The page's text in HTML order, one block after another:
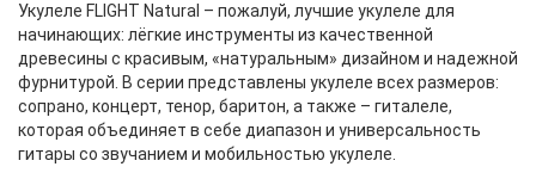
Укулеле FLIGHT Natural – пожалуй, лучшие укулеле для
начинающих: лёгкие инструменты из качественной
древесины с красивым, «натуральным» дизайном и надежной
фурнитурой. В серии представлены укулеле всех размеров:
сопрано, концерт, тенор, баритон, а также – гиталеле,
которая объединяет в себе диапазон и универсальность
гитары со звучанием и мобильностью укулеле.